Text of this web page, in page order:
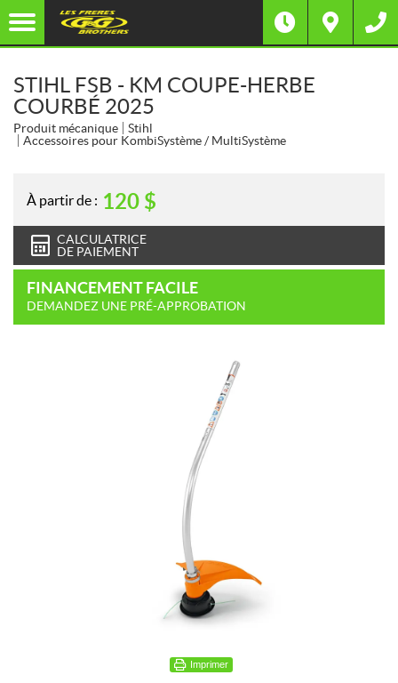
STIHL FSB - KM COUPE-HERBE
COURBÉ 2025
Produit mécanique
Stihl
Accessoires pour KombiSystème / MultiSystème
À partir de : 120 $
CALCULATRICE
DE PAIEMENT
FINANCEMENT FACILE
DEMANDEZ UNE PRÉ-APPROBATION
Imprimer